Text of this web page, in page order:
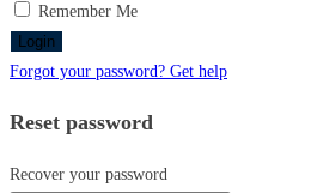
Remember Me
Login
Forgot your password? Get help
Reset password
Recover your password